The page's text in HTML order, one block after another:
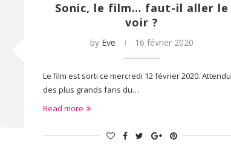
Sonic, le film… faut-il aller le
voir ?
by Eve 16 février 2020
Le film est sorti ce mercredi 12 février 2020. Attendu
des plus grands fans du…
Read more